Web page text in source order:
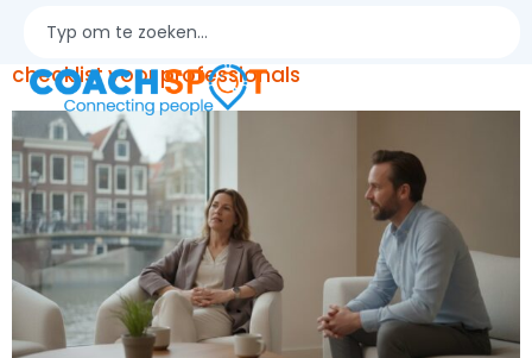
Coaching bij stress en werkdruk: een praktische
checklist voor professionals